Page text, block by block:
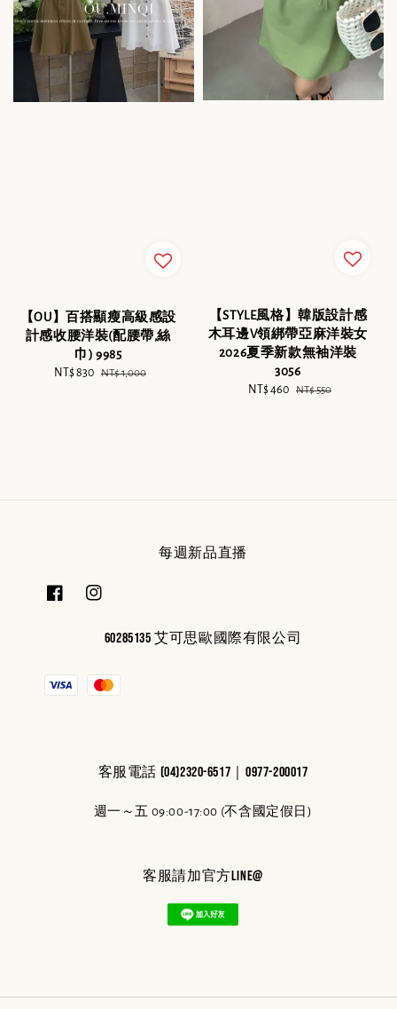
【OU】百搭顯瘦高級感設
計感收腰洋裝(配腰帶,絲
巾) 9985
Sale
NT$ 830 Regular
NT$ 1,000
【STYLE風格】韓版設計感
木耳邊V領綁帶亞麻洋裝女
2026夏季新款無袖洋裝
3056
Sale
NT$ 460 Regular
NT$ 550
每週新品直播
60285135 艾可思歐國際有限公司
客服電話 (04)2320-6517｜0977-200017
週一～五 09:00-17:00 (不含國定假日)
客服請加官方line@